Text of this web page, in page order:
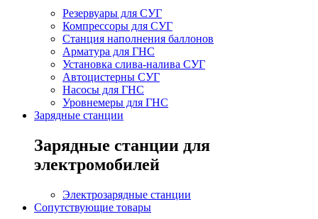
Резервуары для СУГ
Компрессоры для СУГ
Станция наполнения баллонов
Арматура для ГНС
Установка слива-налива СУГ
Автоцистерны СУГ
Насосы для ГНС
Уровнемеры для ГНС
Зарядные станции
Зарядные станции для
электромобилей
Электрозарядные станции
Сопутствующие товары